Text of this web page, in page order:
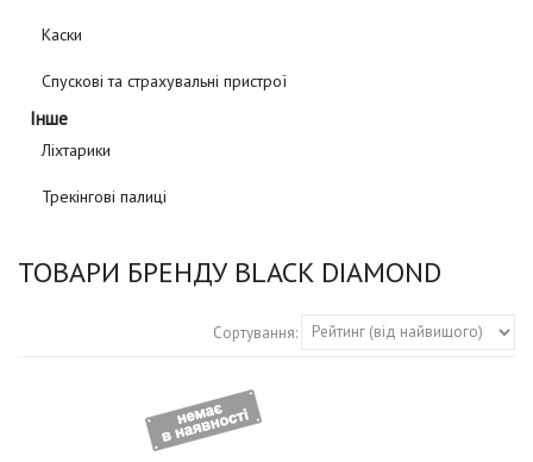
Каски
Спускові та страхувальні пристрої
Інше
Ліхтарики
Трекінгові палиці
ТОВАРИ БРЕНДУ BLACK DIAMOND
Сортування: